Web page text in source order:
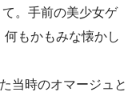
。手前の美少女ゲ
もかもみな懐かし
当時のオマージュと